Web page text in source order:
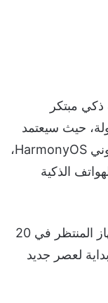
مبتكر
حيث سيعتمد
الجهاز الجديد على نظام التشغيل هارموني HarmonyOS،
الذكية
من المتوقع أن يتم الإعلان عن هذا الجهاز المنتظر في 20
بداية لعصر جديد